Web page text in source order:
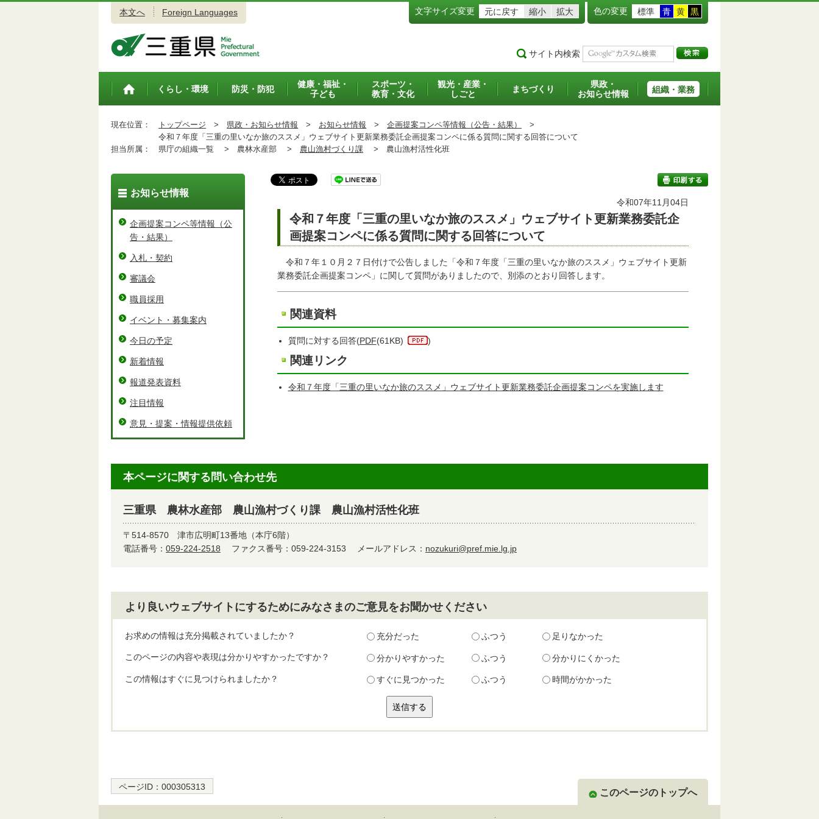
本文へ Foreign Languages 文字サイズ変更 元に戻す 縮小 拡大 色の変更 標準 青 黄 黒
サイト内検索
トップペ
くらし・環境 防災・防犯
健康・福祉・
子ども
スポーツ・
教育・文化
観光・産業・
しごと
まちづくり
県政・
お知らせ情報
組織・業務
現在位置： トップページ > 県政・お知らせ情報 > お知らせ情報 > 企画提案コンペ等情報（公告・結果）
>
令和７年度「三重の里いなか旅のススメ」ウェブサイト更新業務委託企画提案コンペに係る質問に関する回答について
担当所属：
県庁の組織一覧 > 農林水産部 > 農山漁村づくり課 > 農山漁村活性化班
令和07年11月04日
令和７年度「三重の里いなか旅のススメ」ウェブサイト更新業務委託企
画提案コンペに係る質問に関する回答について
令和７年１０月２７日付けで公告しました「令和７年度「三重の里いなか旅のススメ」ウェブサイト更新
業務委託企画提案コンペ」に関して質問がありましたので、別添のとおり回答します。
関連資料
質問に対する回答(PDF(61KB) )
関連リンク
令和７年度「三重の里いなか旅のススメ」ウェブサイト更新業務委託企画提案コンペを実施します
お知らせ情報
企画提案コンペ等情報（公
告・結果）
入札・契約
審議会
職員採用
イベント・募集案内
今日の予定
新着情報
報道発表資料
注目情報
意見・提案・情報提供依頼
本ページに関する問い合わせ先
三重県 農林水産部 農山漁村づくり課 農山漁村活性化班
〒514-8570 津市広明町13番地（本庁6階）
電話番号： 059-224-2518 ファクス番号：059-224-3153 メールアドレス： nozukuri@pref.mie.lg.jp
より良いウェブサイトにするためにみなさまのご意見をお聞かせください
お求めの情報は充分掲載されていましたか？ 充分だった ふつう 足りなかった
このページの内容や表現は分かりやすかったですか？ 分かりやすかった ふつう 分かりにくかった
この情報はすぐに見つけられましたか？ すぐに見つかった ふつう 時間がかかった
ページID： 000305313
このページのトップへ